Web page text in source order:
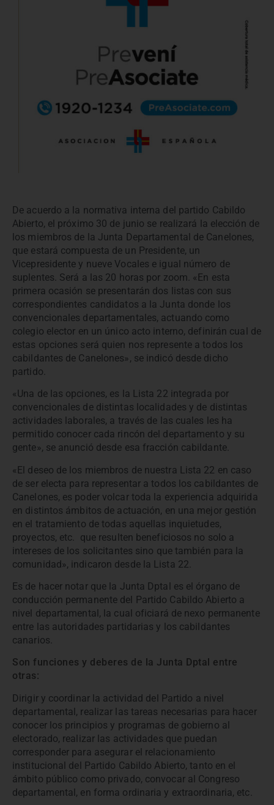
De acuerdo a la normativa interna del partido Cabildo
Abierto, el próximo 30 de junio se realizará la elección de
los miembros de la Junta Departamental de Canelones,
que estará compuesta de un Presidente, un
Vicepresidente y nueve Vocales e igual número de
suplentes. Será a las 20 horas por zoom. «En esta
primera ocasión se presentarán dos listas con sus
correspondientes candidatos a la Junta donde los
convencionales departamentales, actuando como
colegio elector en un único acto interno, definirán cual de
estas opciones será quien nos represente a todos los
cabildantes de Canelones», se indicó desde dicho
partido.
«Una de las opciones, es la Lista 22 integrada por
convencionales de distintas localidades y de distintas
actividades laborales, a través de las cuales les ha
permitido conocer cada rincón del departamento y su
gente», se anunció desde esa fracción cabildante.
«El deseo de los miembros de nuestra Lista 22 en caso
de ser electa para representar a todos los cabildantes de
Canelones, es poder volcar toda la experiencia adquirida
en distintos ámbitos de actuación, en una mejor gestión
en el tratamiento de todas aquellas inquietudes,
proyectos, etc. que resulten beneficiosos no solo a
intereses de los solicitantes sino que también para la
comunidad», indicaron desde la Lista 22.
Es de hacer notar que la Junta Dptal es el órgano de
conducción permanente del Partido Cabildo Abierto a
nivel departamental, la cual oficiará de nexo permanente
entre las autoridades partidarias y los cabildantes
canarios.
Son funciones y deberes de la Junta Dptal entre
otras:
Dirigir y coordinar la actividad del Partido a nivel
departamental, realizar las tareas necesarias para hacer
conocer los principios y programas de gobierno al
electorado, realizar las actividades que puedan
corresponder para asegurar el relacionamiento
institucional del Partido Cabildo Abierto, tanto en el
ámbito público como privado, convocar al Congreso
departamental, en forma ordinaria y extraordinaria, etc.